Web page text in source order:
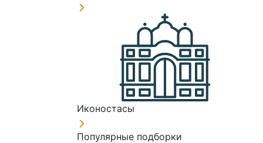
Иконостасы
Популярные подборки